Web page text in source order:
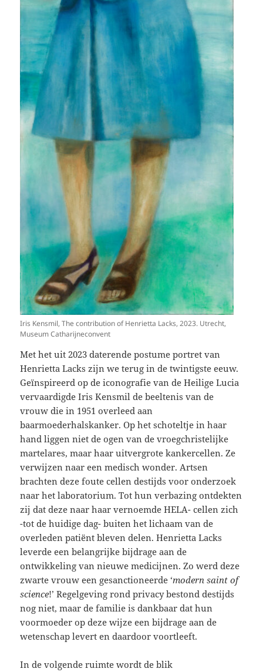
Iris Kensmil, The contribution of Henrietta Lacks, 2023. Utrecht,
Museum Catharijneconvent
Met het uit 2023 daterende postume portret van
Henrietta Lacks zijn we terug in de twintigste eeuw.
Geïnspireerd op de iconografie van de Heilige Lucia
vervaardigde Iris Kensmil de beeltenis van de
vrouw die in 1951 overleed aan
baarmoederhalskanker. Op het schoteltje in haar
hand liggen niet de ogen van de vroegchristelijke
martelares, maar haar uitvergrote kankercellen. Ze
verwijzen naar een medisch wonder. Artsen
brachten deze foute cellen destijds voor onderzoek
naar het laboratorium. Tot hun verbazing ontdekten
zij dat deze naar haar vernoemde HELA- cellen zich
-tot de huidige dag- buiten het lichaam van de
overleden patiënt bleven delen. Henrietta Lacks
leverde een belangrijke bijdrage aan de
ontwikkeling van nieuwe medicijnen. Zo werd deze
zwarte vrouw een gesanctioneerde ‘modern saint of
science!’ Regelgeving rond privacy bestond destijds
nog niet, maar de familie is dankbaar dat hun
voormoeder op deze wijze een bijdrage aan de
wetenschap levert en daardoor voortleeft.
In de volgende ruimte wordt de blik